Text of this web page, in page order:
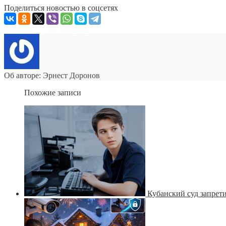
Поделиться новостью в соцсетях
Об авторе: Эрнест Доронов
Похожие записи
Кубанский суд